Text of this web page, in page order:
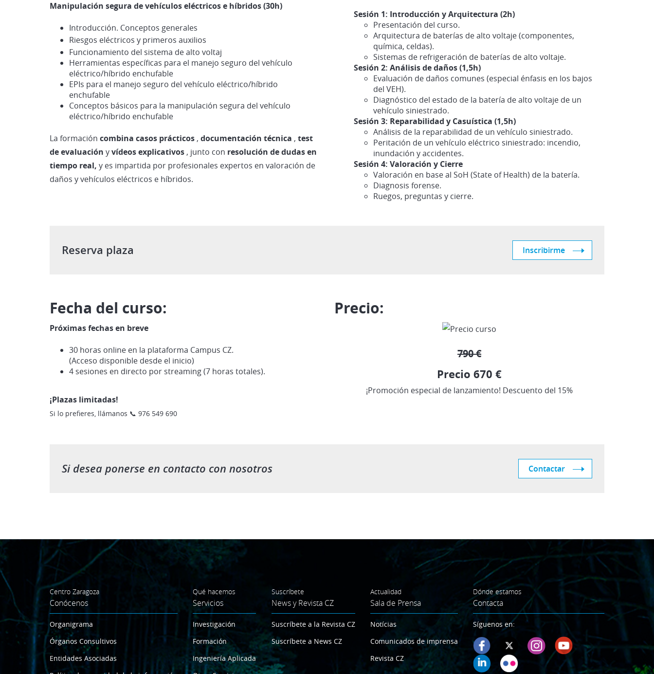
Manipulación segura de vehículos eléctricos e híbridos (30h)
Introducción. Conceptos generales
Riesgos eléctricos y primeros auxilios
Funcionamiento del sistema de alto voltaj
Herramientas específicas para el manejo seguro del vehículo
eléctrico/híbrido enchufable
EPIs para el manejo seguro del vehículo eléctrico/híbrido
enchufable
Conceptos básicos para la manipulación segura del vehículo
eléctrico/híbrido enchufable
La formación combina casos prácticos , documentación técnica , test
de evaluación yvídeos explicativos , junto con resolución de dudas en
tiempo real, y es impartida por profesionales expertos en valoración de
daños y vehículos eléctricos e híbridos.
Sesión 1: Introducción y Arquitectura (2h)
Presentación del curso.
Arquitectura de baterías de alto voltaje (componentes,
química, celdas).
Sistemas de refrigeración de baterías de alto voltaje.
Sesión 2: Análisis de daños (1,5h)
Evaluación de daños comunes (especial énfasis en los bajos
del VEH).
Diagnóstico del estado de la batería de alto voltaje de un
vehículo siniestrado.
Sesión 3: Reparabilidad y Casuística (1,5h)
Análisis de la reparabilidad de un vehículo siniestrado.
Peritación de un vehículo eléctrico siniestrado: incendio,
inundación y accidentes.
Sesión 4: Valoración y Cierre
Valoración en base al SoH (State of Health) de la batería.
Diagnosis forense.
Ruegos, preguntas y cierre.
Reserva plaza Inscribirme
Fecha del curso:
Próximas fechas en breve
30 horas online en la plataforma Campus CZ.
(Acceso disponible desde el inicio)
4 sesiones en directo por streaming (7 horas totales).
¡Plazas limitadas!
Si lo prefieres, llámanos 📞 976 549 690
Precio:
790 €
Precio 670 €
¡Promoción especial de lanzamiento! Descuento del 15%
Si desea ponerse en contacto con nosotros Contactar
Centro Zaragoza
Conócenos
Organigrama
Órganos Consultivos
Entidades Asociadas
Qué hacemos
Servicios
Investigación
Formación
Ingeniería Aplicada
Suscríbete
News y Revista CZ
Suscríbete a la Revista CZ
Suscríbete a News CZ
Actualidad
Sala de Prensa
Notícias
Comunicados de imprensa
Revista CZ
Dónde estamos
Contacta
Síguenos en: